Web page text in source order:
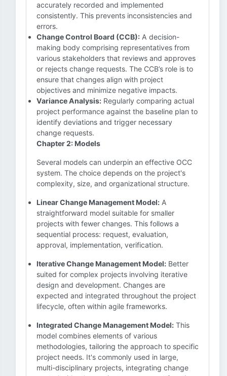
accurately recorded and implemented
consistently. This prevents inconsistencies and
errors.
Change Control Board (CCB): A decision-
making body comprising representatives from
various stakeholders that reviews and approves
or rejects change requests. The CCB’s role is to
ensure that changes align with project
objectives and minimize negative impacts.
Variance Analysis: Regularly comparing actual
project performance against the baseline plan to
identify deviations and trigger necessary
change requests.
Chapter 2: Models
Several models can underpin an effective OCC
system. The choice depends on the project's
complexity, size, and organizational structure.
Linear Change Management Model: A
straightforward model suitable for smaller
projects with fewer changes. This follows a
sequential process: request, evaluation,
approval, implementation, verification.
Iterative Change Management Model: Better
suited for complex projects involving iterative
design and development. Changes are
expected and integrated throughout the project
lifecycle, often within agile frameworks.
Integrated Change Management Model: This
model combines elements of various
methodologies, tailoring the approach to specific
project needs. It's commonly used in large,
multi-disciplinary projects, integrating change